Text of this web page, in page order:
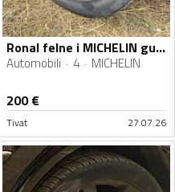
Ronal felne i MICHELIN gume
Automobili 4 MICHELIN
200€
Tivat 27.07.26